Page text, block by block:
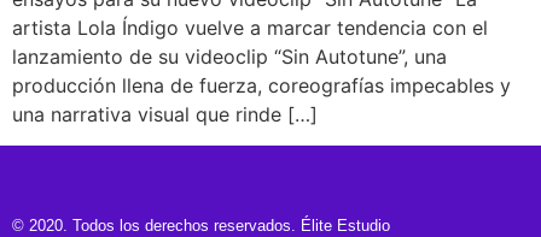
artista Lola Índigo vuelve a marcar tendencia con el
lanzamiento de su videoclip “Sin Autotune”, una
producción llena de fuerza, coreografías impecables y
una narrativa visual que rinde […]
© 2020. Todos los derechos reservados. Élite Estudio